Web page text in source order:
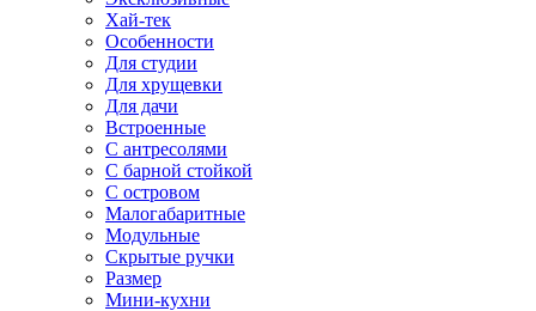
Хай-тек
Особенности
Для студии
Для хрущевки
Для дачи
Встроенные
С антресолями
С барной стойкой
С островом
Малогабаритные
Модульные
Скрытые ручки
Размер
Мини-кухни